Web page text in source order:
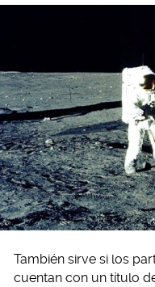
También sirve si los
cuentan con un título